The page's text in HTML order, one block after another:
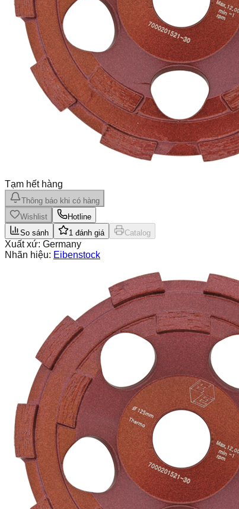
Tạm hết hàng
Thông báo khi có hàng
Wishlist
Hotline
So sánh
1 đánh giá Catalog
Xuất xứ: Germany
Nhãn hiệu: Eibenstock